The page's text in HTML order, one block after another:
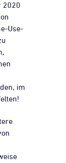
2020
Use-
im